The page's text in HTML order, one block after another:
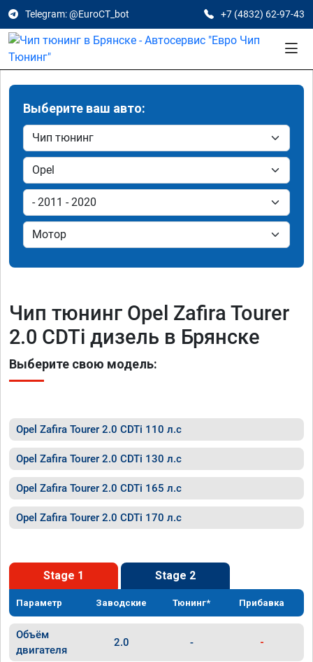
Telegram: @EuroCT_bot +7 (4832) 62-97-43
Выберите ваш авто:
Чип тюнинг Opel Zafira Tourer
2.0 CDTi дизель в Брянске
Выберите свою модель:
Opel Zafira Tourer 2.0 CDTi 110 л.с
Opel Zafira Tourer 2.0 CDTi 130 л.с
Opel Zafira Tourer 2.0 CDTi 165 л.с
Opel Zafira Tourer 2.0 CDTi 170 л.с
Stage 1 Stage 2
Параметр Заводские Тюнинг* Прибавка
Объём
двигателя
2.0 - -